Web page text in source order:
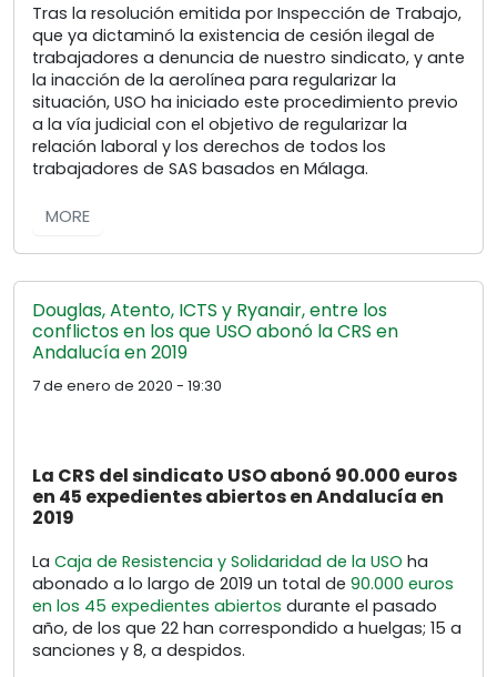
Tras la resolución emitida por Inspección de Trabajo,
que ya dictaminó la existencia de cesión ilegal de
trabajadores a denuncia de nuestro sindicato, y ante
la inacción de la aerolínea para regularizar la
situación, USO ha iniciado este procedimiento previo
a la vía judicial con el objetivo de regularizar la
relación laboral y los derechos de todos los
trabajadores de SAS basados en Málaga.
MORE
Douglas, Atento, ICTS y Ryanair, entre los
conflictos en los que USO abonó la CRS en
Andalucía en 2019
7 de enero de 2020 - 19:30
La CRS del sindicato USO abonó 90.000 euros
en 45 expedientes abiertos en Andalucía en
2019
La Caja de Resistencia y Solidaridad de la USO ha
abonado a lo largo de 2019 un total de 90.000 euros
en los 45 expedientes abiertos durante el pasado
año, de los que 22 han correspondido a huelgas; 15 a
sanciones y 8, a despidos.